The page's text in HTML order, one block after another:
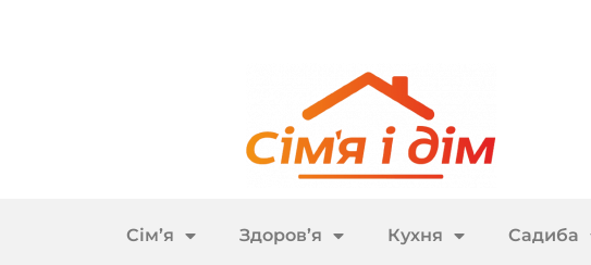
Сім’я Здоров’я Кухня Садиба